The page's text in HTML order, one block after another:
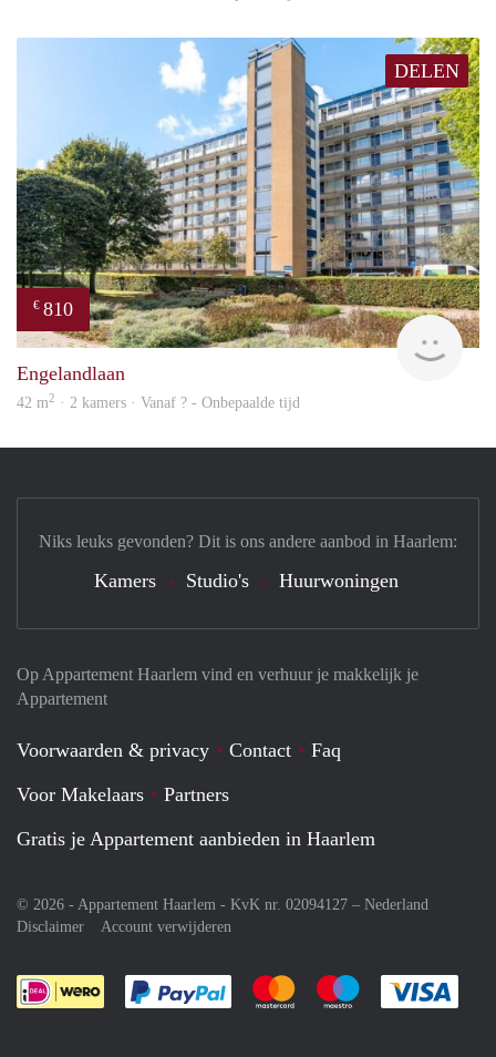
DELEN
€ 810
Engelandlaan
42 m2 · 2 kamers · Vanaf ? - Onbepaalde tijd
Op Appartement Haarlem vind en verhuur je makkelijk je
Appartement
Voorwaarden & privacy Contact
Faq
Voor Makelaars
Partners
Gratis je Appartement aanbieden in Haarlem
© 2026 - Appartement Haarlem - KvK nr. 02094127 – Nederland
Disclaimer
Account verwijderen
Je rekent gemakkelijk af met Paypal
Je rekent gemakkelijk af met
Je rekent
Niks leuks gevonden? Dit is ons andere aanbod in Haarlem:
Kamers Studio's Huurwoningen